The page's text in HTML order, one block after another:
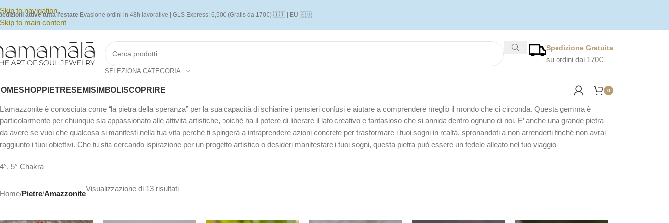
Skip to navigation
Skip to main content
attive tutta l'estate Evasione ordini in 48h lavorative | GLS Express: 6,50€ (Gratis da 170€) 🇮🇹 | EU 🇪🇺
SELEZIONA CATEGORIA
Spedizione Gratuita
su ordini dai 170€
SHOP PIETRESEMI SIMBOLI SCOPRIRE 0
L’amazzonite è conosciuta come “la pietra della speranza” per la sua capacità di schiarire i pensieri confusi e aiutare a comprendere meglio il mondo che ci circonda. Questa gemma è
particolarmente per chiunque sia appassionato alle attività artistiche, poiché ha il potere di liberare il lato creativo e fantasioso che si annida dentro ognuno di noi. E’ anche una grande pietra
da avere se vuoi che qualcosa si manifesti nella tua vita perchè ti spingerà a intraprendere azioni concrete per trasformare i tuoi sogni in realtà, spronandoti a non arrenderti finché non avrai
raggiunto i tuoi obiettivi. Che tu stia cercando ispirazione per un progetto artistico o desideri manifestare i tuoi sogni, questa pietra può essere un fedele alleato nel tuo viaggio.
4°, 5° Chakra
Home/Pietre/Amazzonite
Visualizzazione di 13 risultati